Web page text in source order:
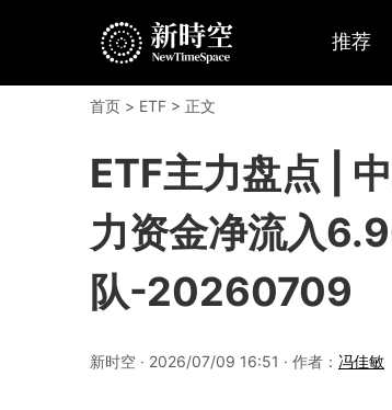
推荐
首页 > ETF > 正文
ETF主力盘点 |
力资金净流入
队-20260709
新时空 · 2026/07/09 16:51 · 作者： 冯佳敏